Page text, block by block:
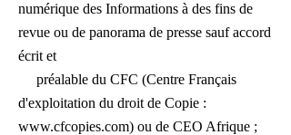
numérique des Informations à des fins de
revue ou de panorama de presse sauf accord
écrit et
préalable du CFC (Centre Français
d'exploitation du droit de Copie :
www.cfcopies.com) ou de CEO Afrique ;